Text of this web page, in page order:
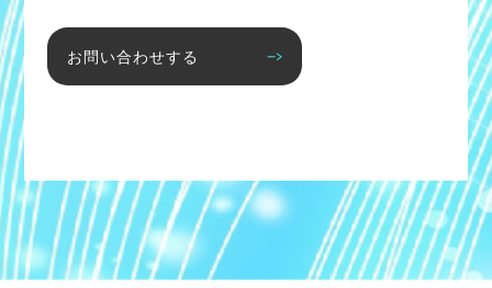
お問い合わせする